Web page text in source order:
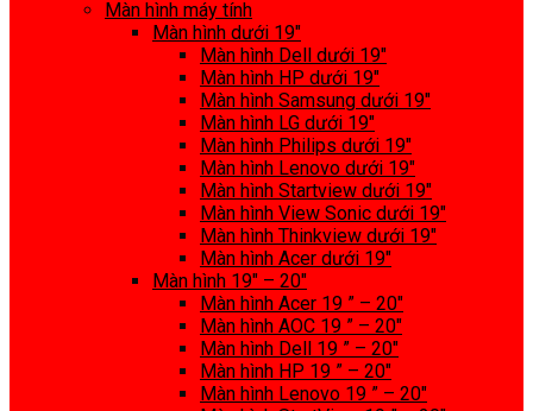
Màn hình máy tính
Màn hình dưới 19″
Màn hình Dell dưới 19″
Màn hình HP dưới 19″
Màn hình Samsung dưới 19″
Màn hình LG dưới 19″
Màn hình Philips dưới 19″
Màn hình Lenovo dưới 19″
Màn hình Startview dưới 19″
Màn hình View Sonic dưới 19″
Màn hình Thinkview dưới 19″
Màn hình Acer dưới 19″
Màn hình 19″ – 20″
Màn hình Acer 19 ” – 20″
Màn hình AOC 19 ” – 20″
Màn hình Dell 19 ” – 20″
Màn hình HP 19 ” – 20″
Màn hình Lenovo 19 ” – 20″